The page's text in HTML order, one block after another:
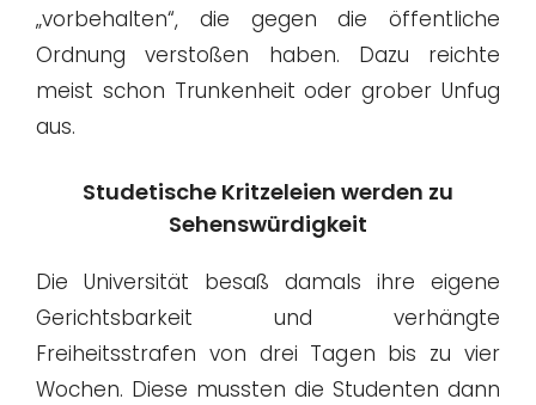
„vorbehalten“, die gegen die öffentliche
Ordnung verstoßen haben. Dazu reichte
meist schon Trunkenheit oder grober Unfug
aus.
Studetische Kritzeleien werden zu
Sehenswürdigkeit
Die Universität besaß damals ihre eigene
Gerichtsbarkeit und verhängte
Freiheitsstrafen von drei Tagen bis zu vier
Wochen. Diese mussten die Studenten dann